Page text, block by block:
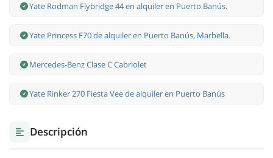
Yate Rodman Flybridge 44 en alquiler en Puerto Banús.
Yate Princess F70 de alquiler en Puerto Banús, Marbella.
Mercedes-Benz Clase С Cabriolet
Yate Rinker 270 Fiesta Vee de alquiler en Puerto Banús
Descripción